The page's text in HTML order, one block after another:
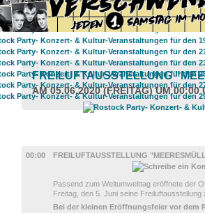
FREILUFTAUSSTELLUNG
AM 05.06.2020 (FREITAG) UM 00:00
00:00
FREILUFTAUSSTELLUNG
Passend zum Weltumwelttag eröffnete der
Freitag, den 5. Juni seine Freiluftausstellung
Bei der kleinen Eröffnungsfeier vor dem